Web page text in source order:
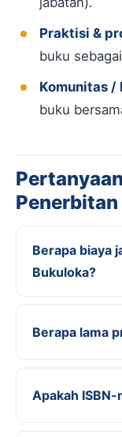
Praktisi &
buku
Komunitas /
buku
Penerbitan
Berapa biaya
Bukuloka?
Berapa lama
Apakah